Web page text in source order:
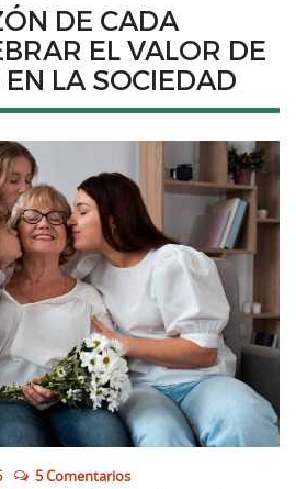
DE CADA
EL VALOR DE
LA SOCIEDAD
5 Comentarios